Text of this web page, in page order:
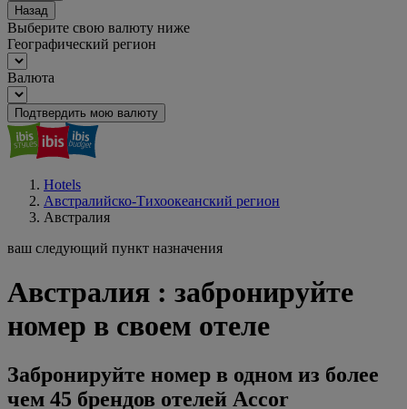
Назад
Выберите свою валюту ниже
Географический регион
Валюта
Подтвердить мою валюту
Hotels
Австралийско-Тихоокеанский регион
Австралия
ваш следующий пункт назначения
Австралия : забронируйте
номер в своем отеле
Забронируйте номер в одном из более
чем 45 брендов отелей Accor